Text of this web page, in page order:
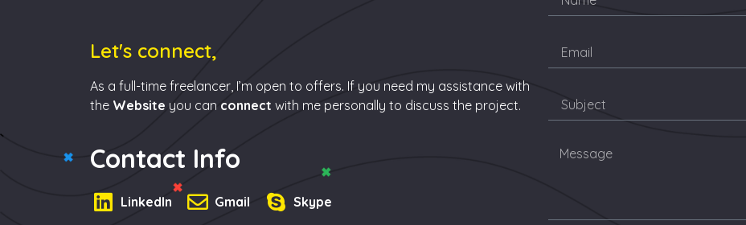
Let's connect,
As a full-time freelancer, I’m open to offers. If you need my assistance with
the Website you can connect with me personally to discuss the project.
Contact Info
LinkedIn Gmail Skype